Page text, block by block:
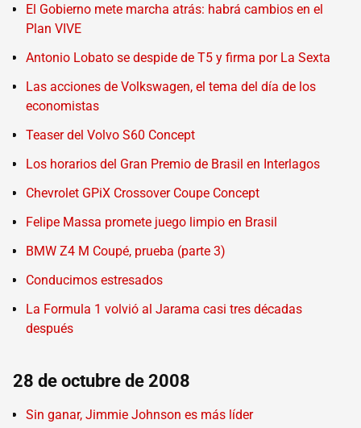
El Gobierno mete marcha atrás: habrá cambios en el
Plan VIVE
Antonio Lobato se despide de T5 y firma por La Sexta
Las acciones de Volkswagen, el tema del día de los
economistas
Teaser del Volvo S60 Concept
Los horarios del Gran Premio de Brasil en Interlagos
Chevrolet GPiX Crossover Coupe Concept
Felipe Massa promete juego limpio en Brasil
BMW Z4 M Coupé, prueba (parte 3)
Conducimos estresados
La Formula 1 volvió al Jarama casi tres décadas
después
28 de octubre de 2008
Sin ganar, Jimmie Johnson es más líder